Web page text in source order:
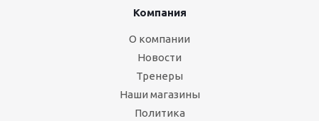
Компания
О компании
Новости
Тренеры
Наши магазины
Политика